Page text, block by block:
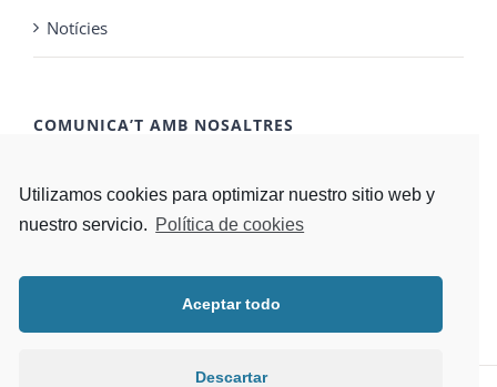
Utilizamos cookies para optimizar nuestro sitio web y
nuestro servicio. Política de cookies
Aceptar todo
Descartar
Notícies
COMUNICA’T AMB NOSALTRES
CONTACTA'NS